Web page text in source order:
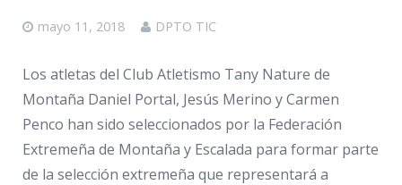
mayo 11, 2018 DPTO TIC
Los atletas del Club Atletismo Tany Nature de
Montaña Daniel Portal, Jesús Merino y Carmen
Penco han sido seleccionados por la Federación
Extremeña de Montaña y Escalada para formar parte
de la selección extremeña que representará a